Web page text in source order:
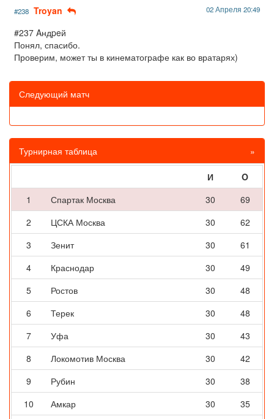
#238 Troyan 02 Апреля 20:49
#237 Aндpeй
Понял, спасибо.
Проверим, может ты в кинематографе как во вратарях)
Следующий матч
Турнирная таблица »
И
O
1
Спартак Москва 30
69
2
ЦСКА Москва 30
62
3
Зенит 30
61
4
Краснодар 30
49
5
Ростов 30
48
6
Терек 30
48
7
Уфа 30
43
8
Локомотив Москва 30
42
9
Рубин 30
38
10
Амкар 30
35